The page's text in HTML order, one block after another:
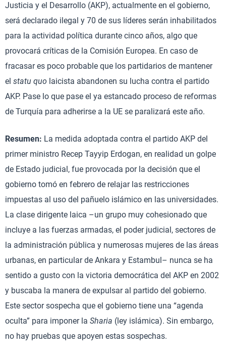
Justicia y el Desarrollo (AKP), actualmente en el gobierno,
será declarado ilegal y 70 de sus líderes serán inhabilitados
para la actividad política durante cinco años, algo que
provocará críticas de la Comisión Europea. En caso de
fracasar es poco probable que los partidarios de mantener
el statu quo laicista abandonen su lucha contra el partido
AKP. Pase lo que pase el ya estancado proceso de reformas
de Turquía para adherirse a la UE se paralizará este año.
Resumen: La medida adoptada contra el partido AKP del
primer ministro Recep Tayyip Erdogan, en realidad un golpe
de Estado judicial, fue provocada por la decisión que el
gobierno tomó en febrero de relajar las restricciones
impuestas al uso del pañuelo islámico en las universidades.
La clase dirigente laica –un grupo muy cohesionado que
incluye a las fuerzas armadas, el poder judicial, sectores de
la administración pública y numerosas mujeres de las áreas
urbanas, en particular de Ankara y Estambul– nunca se ha
sentido a gusto con la victoria democrática del AKP en 2002
y buscaba la manera de expulsar al partido del gobierno.
Este sector sospecha que el gobierno tiene una “agenda
oculta” para imponer la Sharia (ley islámica). Sin embargo,
no hay pruebas que apoyen estas sospechas.